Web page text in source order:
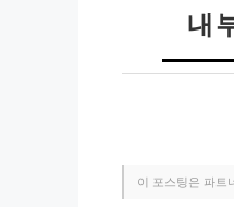
내
이 포스팅은 파트